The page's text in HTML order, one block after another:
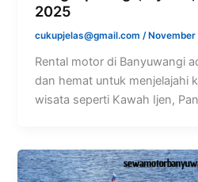
2025
cukupjelas@gmail.com/
Rental motor di Banyuwangi
dan hemat untuk menjelajahi
wisata seperti Kawah Ijen,